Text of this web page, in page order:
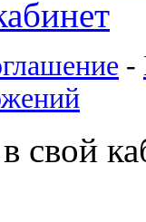
-
свой